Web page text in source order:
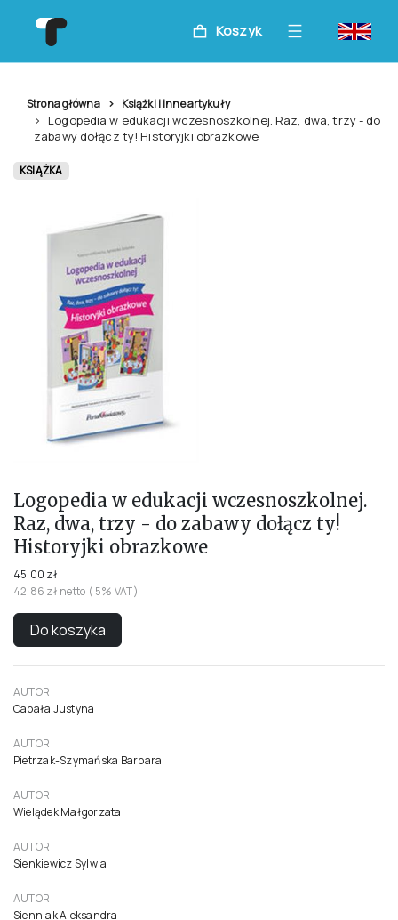
Koszyk
Strona główna Książki i inne artykuły
Logopedia w edukacji wczesnoszkolnej. Raz, dwa, trzy - do
zabawy dołącz ty! Historyjki obrazkowe
KSIĄŻKA
Logopedia w edukacji wczesnoszkolnej.
Raz, dwa, trzy - do zabawy dołącz ty!
Historyjki obrazkowe
45,00 zł
42,86 zł netto ( 5% VAT)
Do koszyka
AUTOR
Cabała Justyna
AUTOR
Pietrzak-Szymańska Barbara
AUTOR
Wielądek Małgorzata
AUTOR
Sienkiewicz Sylwia
AUTOR
Sienniak Aleksandra